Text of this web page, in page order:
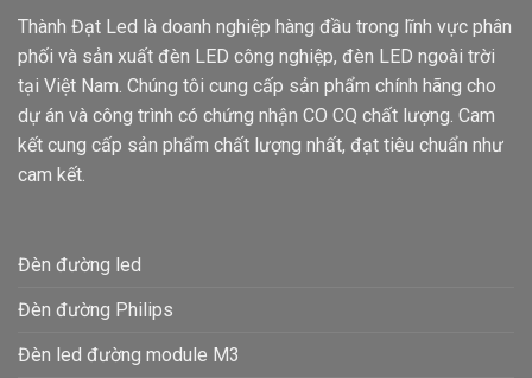
Thành Đạt Led là doanh nghiệp hàng đầu trong lĩnh vực phân
phối và sản xuất đèn LED công nghiệp, đèn LED ngoài trời
tại Việt Nam. Chúng tôi cung cấp sản phẩm chính hãng cho
dự án và công trình có chứng nhận CO CQ chất lượng. Cam
kết cung cấp sản phẩm chất lượng nhất, đạt tiêu chuẩn như
cam kết.
Đèn đường led
Đèn đường Philips
Đèn led đường module M3